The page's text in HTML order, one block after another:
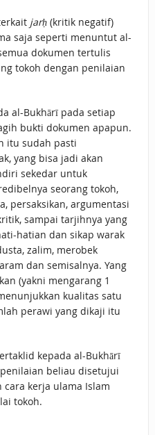
jarḥ(kritik negatif)
saja seperti menuntut al-
dokumen tertulis
tokoh dengan penilaian
al-Bukhārī pada setiap
bukti dokumen apapun.
itu sudah pasti
yang bisa jadi akan
sekedar untuk
seorang tokoh,
persaksikan, argumentasi
sampai tarjihnya yang
hatian dan sikap warak
zalim, merobek
dan semisalnya. Yang
(yakni mengarang 1
kualitas satu
perawi yang dikaji itu
kepada al-Bukhārī
beliau disetujui
kerja ulama Islam
tokoh.